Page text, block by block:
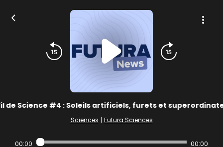
de Science #4 : Soleils artificiels, furets et
Sciences | Futura Sciences
00:00 00:00